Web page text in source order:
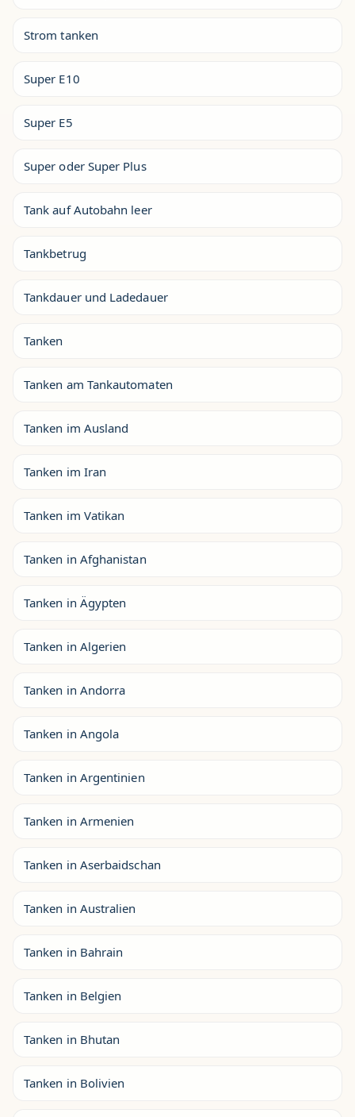
Strom tanken
Super E10
Super E5
Super oder Super Plus
Tank auf Autobahn leer
Tankbetrug
Tankdauer und Ladedauer
Tanken
Tanken am Tankautomaten
Tanken im Ausland
Tanken im Iran
Tanken im Vatikan
Tanken in Afghanistan
Tanken in Ägypten
Tanken in Algerien
Tanken in Andorra
Tanken in Angola
Tanken in Argentinien
Tanken in Armenien
Tanken in Aserbaidschan
Tanken in Australien
Tanken in Bahrain
Tanken in Belgien
Tanken in Bhutan
Tanken in Bolivien